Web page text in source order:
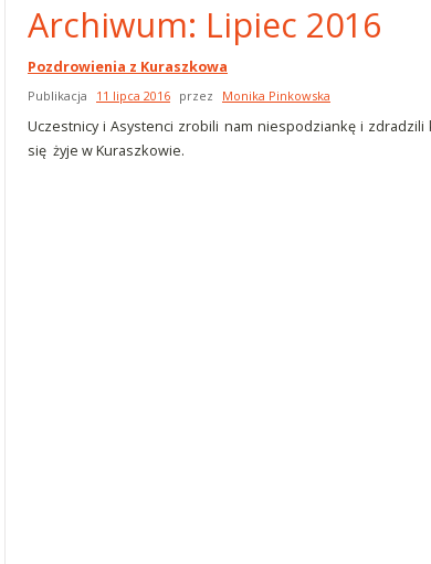
Archiwum: Lipiec 2016
Pozdrowienia z Kuraszkowa
Publikacja 11 lipca 2016 przez Monika Pinkowska
Uczestnicy i Asystenci zrobili nam niespodziankę i zdradzili
się żyje w Kuraszkowie.